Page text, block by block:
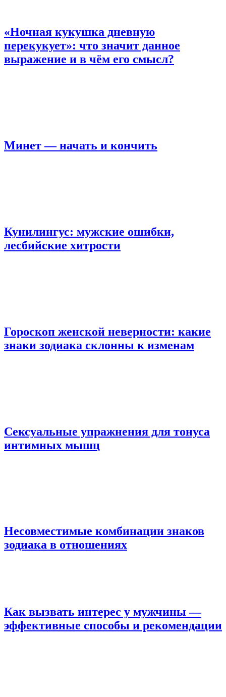
«Ночная кукушка дневную
перекукует»: что значит данное
выражение и в чём его смысл?
Минет — начать и кончить
Кунилингус: мужские ошибки,
лесбийские хитрости
Гороскоп женской неверности: какие
знаки зодиака склонны к изменам
Сексуальные упражнения для тонуса
интимных мышц
Несовместимые комбинации знаков
зодиака в отношениях
Как вызвать интерес у мужчины —
эффективные способы и рекомендации